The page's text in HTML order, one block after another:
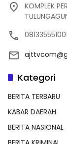
KOMPLEK
081335551001
Kategori
BERITA TERBARU
KABAR DAERAH
BERITA NASIONAL